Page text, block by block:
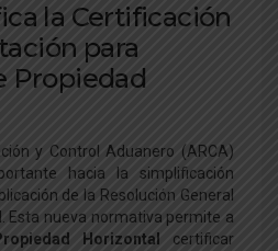
la Certificación
para
Propiedad
y Control Aduanero (ARCA)
hacia la simplificación
de la Resolución General
Esta nueva normativa permite a
Horizontal
certificar